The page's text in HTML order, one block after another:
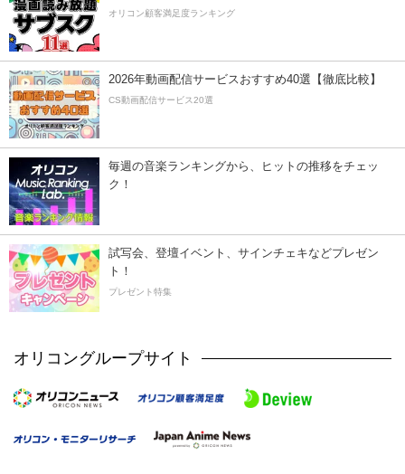
オリコン顧客満足度ランキング
2026年動画配信サービスおすすめ40選【徹底比較】
CS動画配信サービス20選
毎週の音楽ランキングから、ヒットの推移をチェッ
ク！
試写会、登壇イベント、サインチェキなどプレゼン
ト！
プレゼント特集
オリコングループサイト